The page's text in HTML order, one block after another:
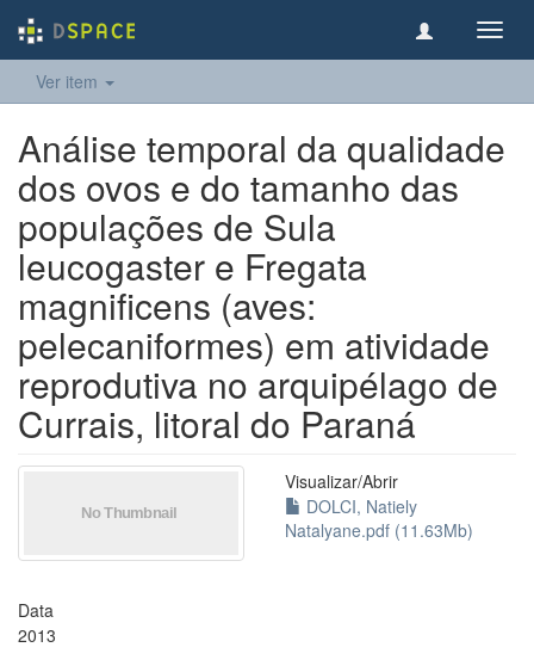
Ver item
Análise temporal da qualidade
dos ovos e do tamanho das
populações de Sula
leucogaster e Fregata
magnificens (aves:
pelecaniformes) em atividade
reprodutiva no arquipélago de
Currais, litoral do Paraná
Visualizar/Abrir
DOLCI, Natiely
Natalyane.pdf (11.63Mb)
Data
2013